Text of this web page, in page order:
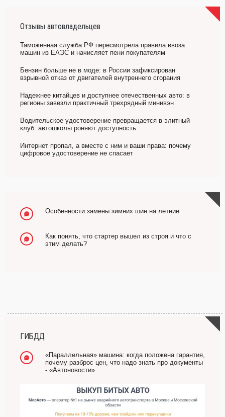
Отзывы автовладельцев
Таможенная служба РФ пересмотрела правила ввоза
машин из ЕАЭС и начисляет пени покупателям
Бензин больше не в моде: в России зафиксирован
взрывной отказ от двигателей внутреннего сгорания
Надежнее китайцев и доступнее отечественных авто: в
регионы завезли практичный трехрядный минивэн
Водительское удостоверение превращается в элитный
клуб: автошколы роняют доступность
Интернет пропал, а вместе с ним и ваши права: почему
цифровое удостоверение не спасает
Особенности замены зимних шин на летние
Как понять, что стартер вышел из строя и что с
этим делать?
ГИБДД
«Параллельная» машина: когда положена гарантия,
почему разброс цен, что надо знать про документы
- «Автоновости»